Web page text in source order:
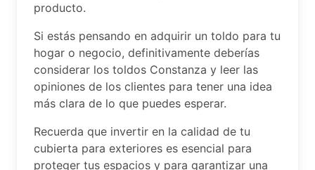
producto.
Si estás pensando en adquirir un toldo para tu
hogar o negocio, definitivamente deberías
considerar los toldos Constanza y leer las
opiniones de los clientes para tener una idea
más clara de lo que puedes esperar.
Recuerda que invertir en la calidad de tu
cubierta para exteriores es esencial para
proteger tus espacios y para garantizar una